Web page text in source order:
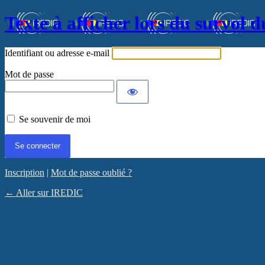
Texte à afficher lors du survol
Identifiant ou adresse e-mail
Mot de passe
Se souvenir de moi
Inscription | Mot de passe oublié ?
← Aller sur IREDIC